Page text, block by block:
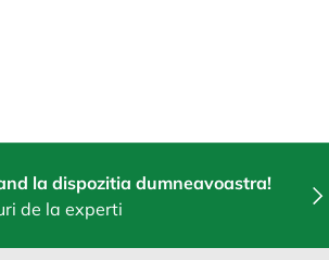
la dispozitia dumneavoastra!
de la experti